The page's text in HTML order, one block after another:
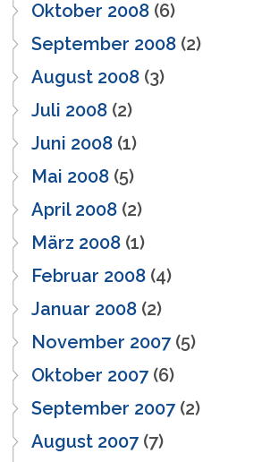
Oktober 2008 (6)
September 2008 (2)
August 2008 (3)
Juli 2008 (2)
Juni 2008 (1)
Mai 2008 (5)
April 2008 (2)
März 2008 (1)
Februar 2008 (4)
Januar 2008 (2)
November 2007(5)
Oktober 2007(6)
September 2007(2)
August 2007(7)